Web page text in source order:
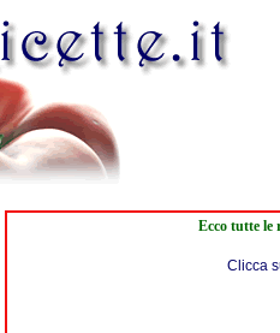
Ecco tutte le
Clicca